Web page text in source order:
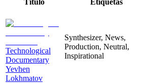
Technological
Documentary
Yevhen
Lokhmatov
Synthesizer, News,
Production, Neutral,
Inspirational